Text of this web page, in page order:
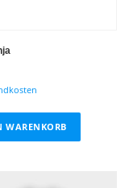
WARENKORB